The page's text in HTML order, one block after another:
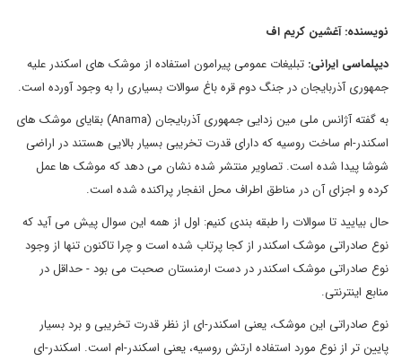
نویسنده: آغشین کریم اف
دیپلماسی ایرانی: تبلیغات عمومی پیرامون استفاده از موشک های اسکندر علیه
جمهوری آذربایجان در جنگ دوم قره باغ سوالات بسیاری را به وجود آورده است.
به گفته آژانس ملی مین زدایی جمهوری آذربایجان (Anama) بقایای موشک های
اسکندر-ام ساخت روسیه که دارای قدرت تخریبی بسیار بالایی هستند در اراضی
شوشا پیدا شده است. تصاویر منتشر شده نشان می دهد که موشک ها عمل
کرده و اجزای آن در مناطق اطراف محل انفجار پراکنده شده است.
حال بیایید تا سوالات را طبقه بندی کنیم: اول از همه این سوال پیش می آید که
نوع صادراتی موشک اسکندر از کجا پرتاب شده است و چرا تاکنون تنها از وجود
نوع صادراتی موشک اسکندر در دست ارمنستان صحبت می بود - حداقل در
منابع اینترنتی.
نوع صادراتی این موشک، یعنی اسکندر-ای از نظر قدرت تخریبی و برد بسیار
پایین تر از نوع مورد استفاده ارتش روسیه، یعنی اسکندر-ام است. اسکندر-ای